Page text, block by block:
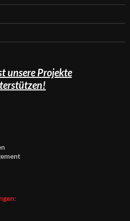
unsere Projekte